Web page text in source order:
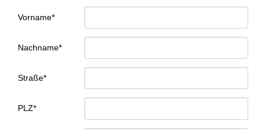
Vorname*
Nachname*
Straße*
PLZ*